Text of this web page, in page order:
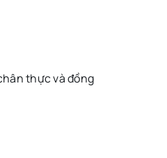
thực và đồng